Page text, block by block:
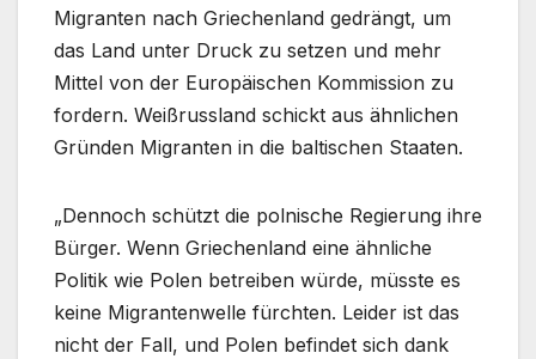
Migranten nach Griechenland gedrängt, um
das Land unter Druck zu setzen und mehr
Mittel von der Europäischen Kommission zu
fordern. Weißrussland schickt aus ähnlichen
Gründen Migranten in die baltischen Staaten.
„Dennoch schützt die polnische Regierung ihre
Bürger. Wenn Griechenland eine ähnliche
Politik wie Polen betreiben würde, müsste es
keine Migrantenwelle fürchten. Leider ist das
nicht der Fall, und Polen befindet sich dank